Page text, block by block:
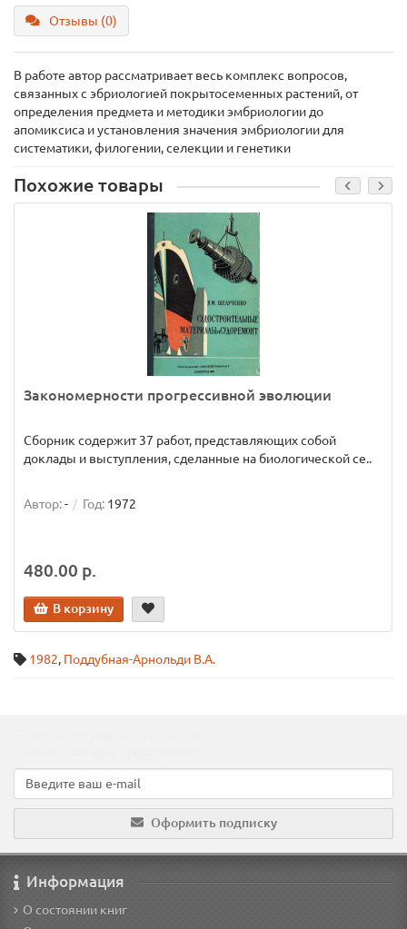
Отзывы (0)
В работе автор рассматривает весь комплекс вопросов,
связанных с эбриологией покрытосеменных растений, от
определения предмета и методики эмбриологии до
апомиксиса и установления значения эмбриологии для
систематики, филогении, селекции и генетики
Похожие товары
Закономерности прогрессивной эволюции
Сборник содержит 37 работ, представляющих собой
доклады и выступления, сделанные на биологической се..
Автор:- Год: 1972
480.00 р.
В корзину
1982, Поддубная-Арнольди В.А.
Оформить подписку
Информация
О состоянии книг